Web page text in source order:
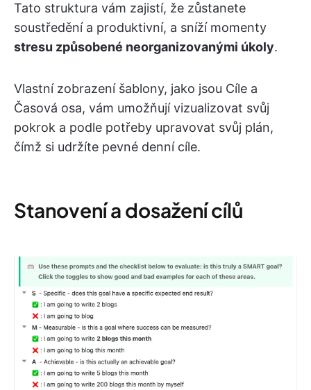
Tato struktura vám zajistí, že zůstanete
soustředění a produktivní, a sníží momenty
stresu způsobené neorganizovanými úkoly.
Vlastní zobrazení šablony, jako jsou Cíle a
Časová osa, vám umožňují vizualizovat svůj
pokrok a podle potřeby upravovat svůj plán,
čímž si udržíte pevné denní cíle.
Stanovení a dosažení cílů